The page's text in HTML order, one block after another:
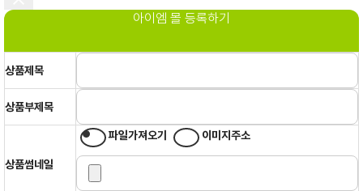
아이엠 몰 등록하기
상품제목
상품부제목
상품썸네일
파일가져오기 이미지주소